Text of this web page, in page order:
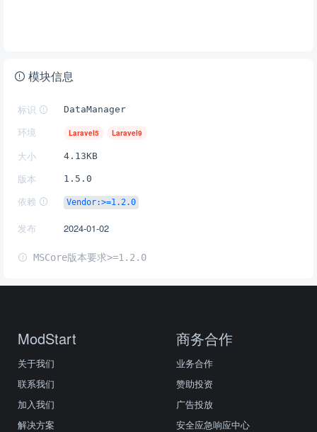
模块信息
标识 DataManager
环境 Laravel5 Laravel9
大小 4.13KB
版本 1.5.0
依赖 Vendor:>=1.2.0
发布 2024-01-02
MSCore版本要求>=1.2.0
ModStart
关于我们
联系我们
加入我们
解决方案
商务合作
业务合作
赞助投资
广告投放
安全应急响应中心